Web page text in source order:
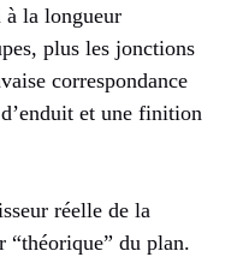
à la longueur
plus les jonctions
correspondance
et une finition
réelle de la
“théorique” du plan.